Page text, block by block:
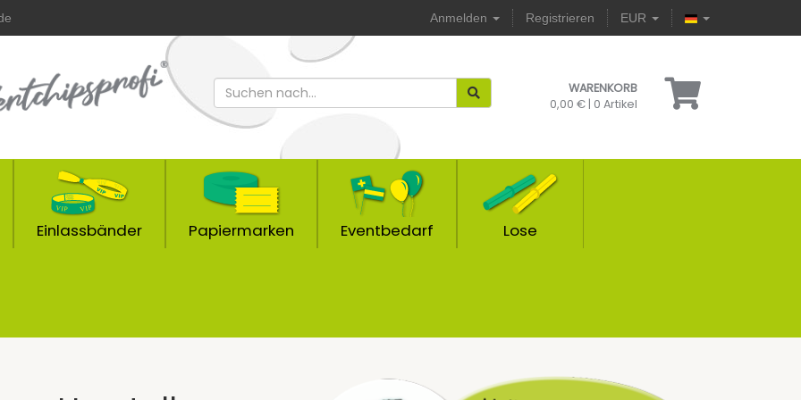
Anmelden Registrieren EUR
WARENKORB
0,00 € | 0 Artikel
Einlassbänder Papiermarken Eventbedarf Lose